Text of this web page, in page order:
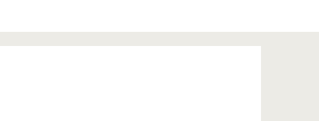
Innovative Transferprojekte
BTU & Region erleben